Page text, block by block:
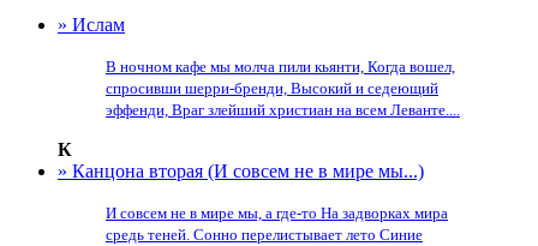
» Ислам
В ночном кафе мы молча пили кьянти, Когда вошел,
спросивши шерри-бренди, Высокий и седеющий
эффенди, Враг злейший христиан на всем Леванте....
К
» Канцона вторая (И совсем не в мире мы...)
И совсем не в мире мы, а где-то На задворках мира
средь теней. Сонно перелистывает лето Синие